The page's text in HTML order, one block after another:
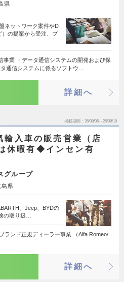
県
ネットワーク案件やD
）の提案から受注、プ
事業 ・データ通信システムの開発および保
通信システムに係るソフトウ…
詳細へ
掲載期間 26/08/06～26/08/19
輸入車の販売営業（店
休暇有◆インセン有
グループ
島県
、Jeep、BYDの
の取り扱…
ランド正規ディーラー事業 （Alfa Romeo/
詳細へ